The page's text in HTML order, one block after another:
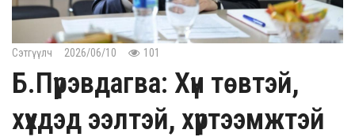
Сэтгүүлч 2026/06/10 101
Б.Пүрэвдагва: Хүн төвтэй,
хүүхдэд ээлтэй, хүртээмжтэй